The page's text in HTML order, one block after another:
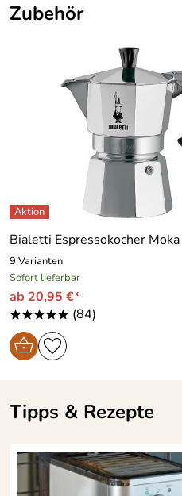
Zubehör
Bialetti Espressokocher Moka
9 Varianten
Sofort lieferbar
ab 20,95 €*
***** (84)
Tipps & Rezepte